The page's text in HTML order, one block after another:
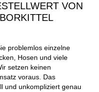
VON
problemlos einzelne
Hosen und viele
setzen keinen
voraus. Das
und unkompliziert genau